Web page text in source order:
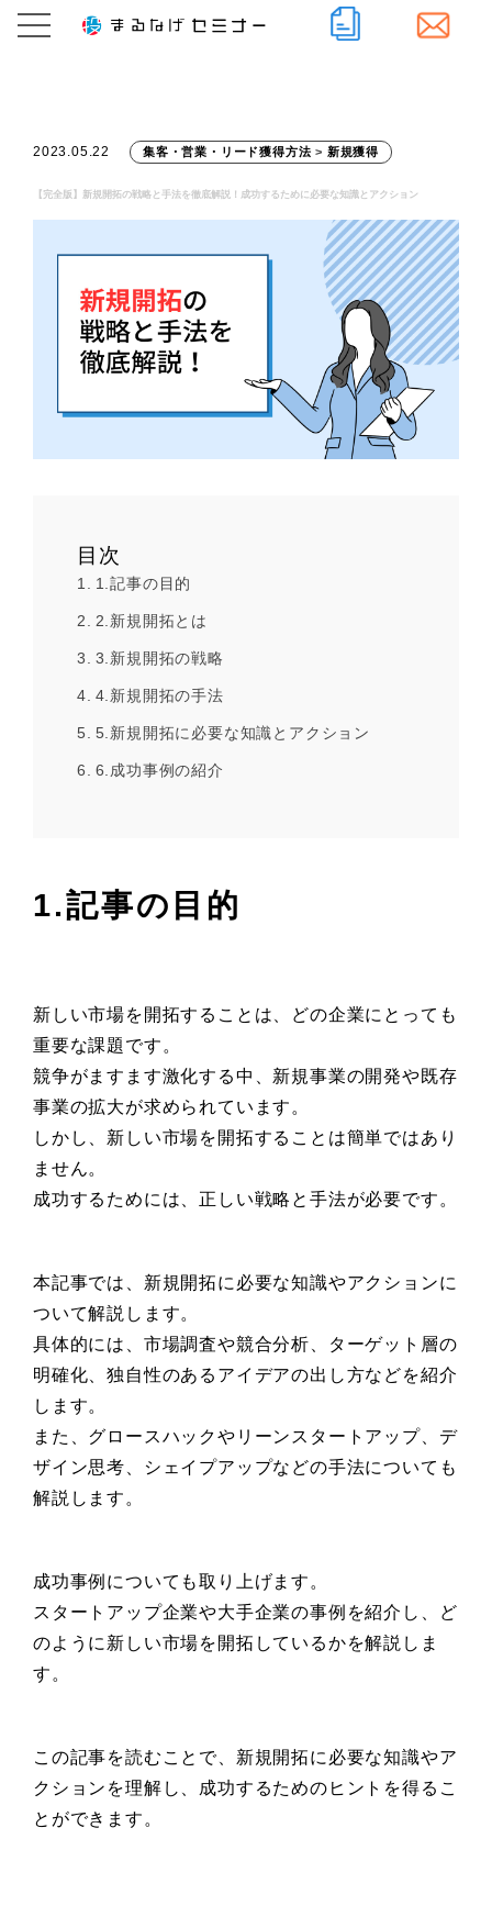
2023.05.22 集客・営業・リード獲得方法 > 新規獲得
【完全版】新規開拓の戦略と手法を徹底解説！成功するために必要な知識とアクション
目次
1.記事の目的
2.新規開拓とは
3.新規開拓の戦略
4.新規開拓の手法
5.新規開拓に必要な知識とアクション
6.成功事例の紹介
1.記事の目的
新しい市場を開拓することは、どの企業にとっても
重要な課題です。
競争がますます激化する中、新規事業の開発や既存
事業の拡大が求められています。
しかし、新しい市場を開拓することは簡単ではあり
ません。
成功するためには、正しい戦略と手法が必要です。
本記事では、新規開拓に必要な知識やアクションに
ついて解説します。
具体的には、市場調査や競合分析、ターゲット層の
明確化、独自性のあるアイデアの出し方などを紹介
します。
また、グロースハックやリーンスタートアップ、デ
ザイン思考、シェイプアップなどの手法についても
解説します。
成功事例についても取り上げます。
スタートアップ企業や大手企業の事例を紹介し、ど
のように新しい市場を開拓しているかを解説しま
す。
この記事を読むことで、新規開拓に必要な知識やア
クションを理解し、成功するためのヒントを得るこ
とができます。